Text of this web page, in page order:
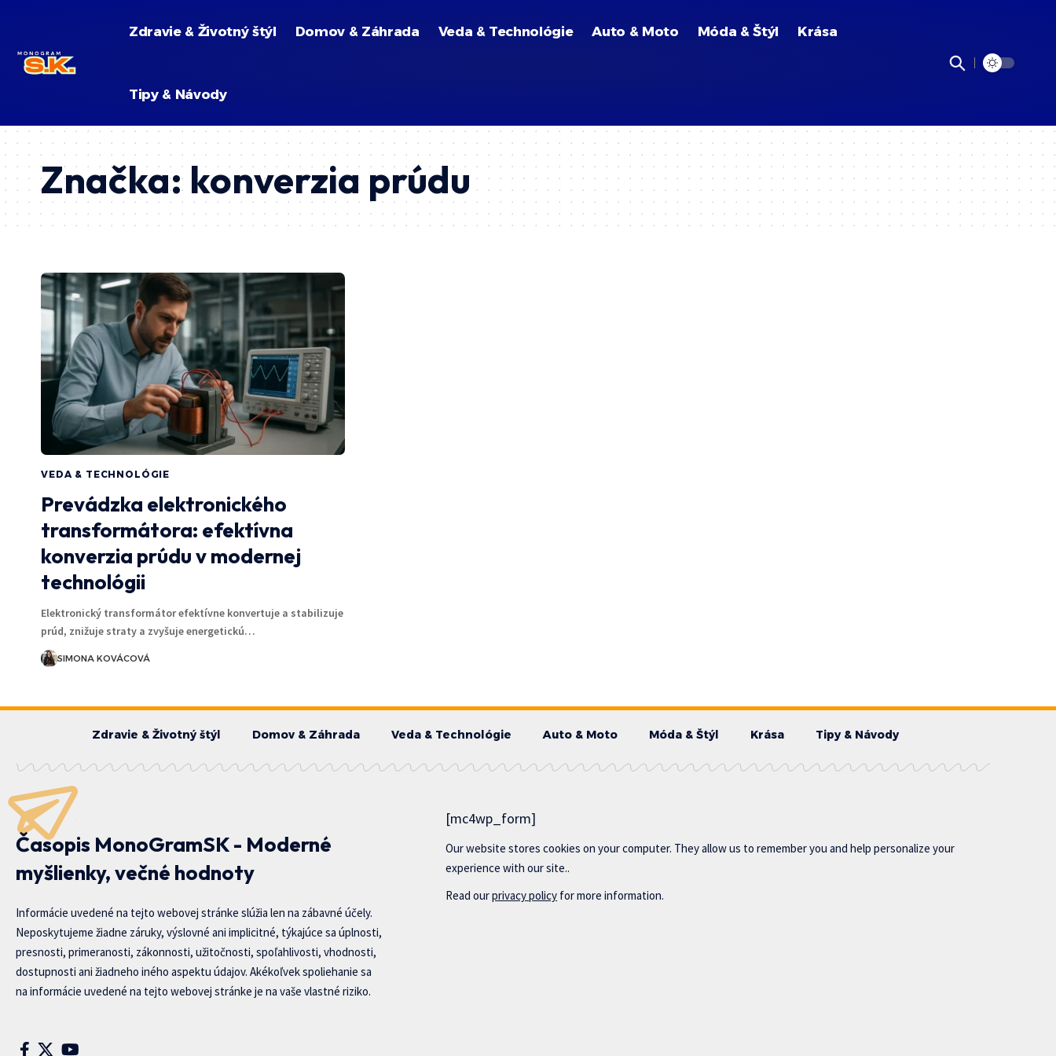
Zdravie & Životný štýl Domov & Záhrada Veda & Technológie Auto & Moto Móda & Štýl Krása
Tipy & Návody
Značka:konverzia prúdu
VEDA & TECHNOLÓGIE
Prevádzka elektronického
transformátora: efektívna
konverzia prúdu v modernej
technológii
Elektronický transformátor efektívne konvertuje a stabilizuje
prúd, znižuje straty a zvyšuje energetickú…
SIMONA KOVÁCOVÁ
Zdravie & Životný štýl Domov & Záhrada Veda & Technológie Auto & Moto Móda & Štýl Krása Tipy & Návody
Časopis MonoGramSK - Moderné
myšlienky, večné hodnoty
Informácie uvedené na tejto webovej stránke slúžia len na zábavné účely.
Neposkytujeme žiadne záruky, výslovné ani implicitné, týkajúce sa úplnosti,
presnosti, primeranosti, zákonnosti, užitočnosti, spoľahlivosti, vhodnosti,
dostupnosti ani žiadneho iného aspektu údajov. Akékoľvek spoliehanie sa
na informácie uvedené na tejto webovej stránke je na vaše vlastné riziko.
[mc4wp_form]
Our website stores cookies on your computer. They allow us to remember you and help personalize your
experience with our site..
Read ourprivacy policy for more information.